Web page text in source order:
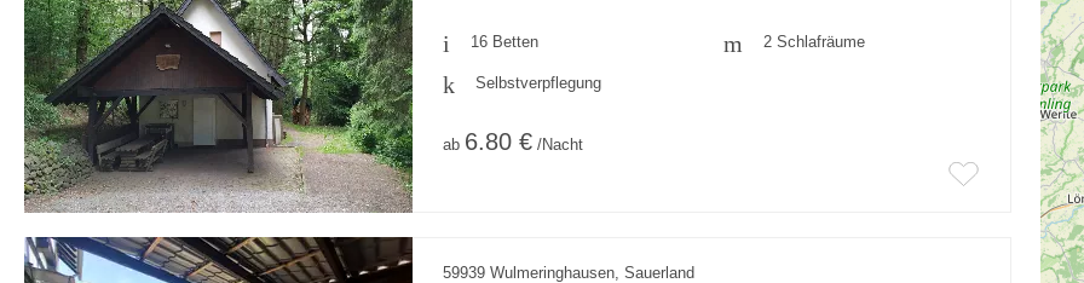
16 Betten 2 Schlafräume
Selbstverpflegung
ab 6.80 € /Nacht
59939 Wulmeringhausen, Sauerland